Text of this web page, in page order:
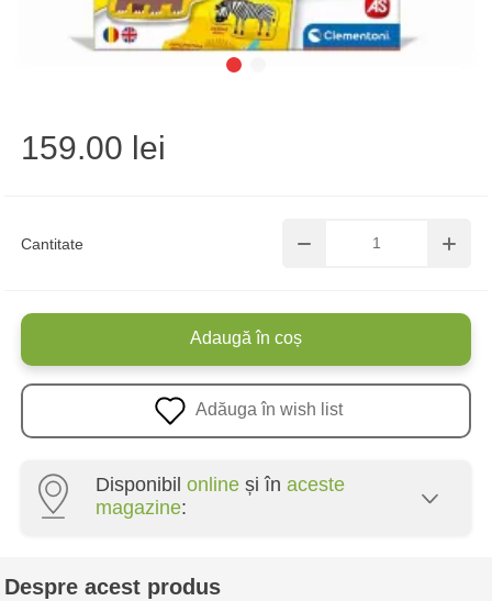
Cantitate
159.00 lei
Adaugă în coș
Adăuga în wish list
Disponibil online și în aceste
magazine:
Despre acest produs